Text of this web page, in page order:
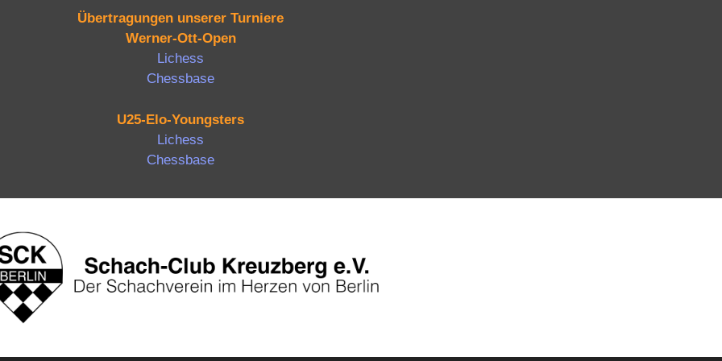
Übertragungen unserer Turniere
Werner-Ott-Open
Lichess
Chessbase
U25-Elo-Youngsters
Lichess
Chessbase